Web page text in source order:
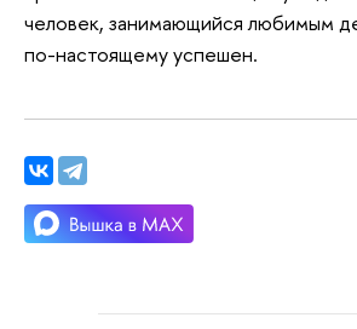
человек, занимающийся любимым
по-настоящему успешен.